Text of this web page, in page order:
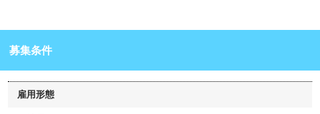
募集条件
雇用形態